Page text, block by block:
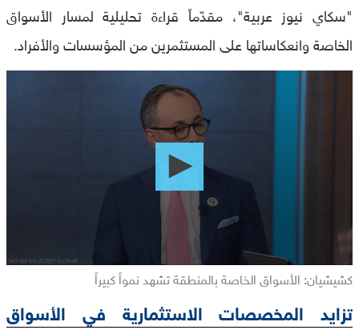
"سكاي نيوز عربية"، مقدّماً قراءة تحليلية لمسار الأسواق
الخاصة وانعكاساتها على المستثمرين من المؤسسات والأفراد.
كشيشيان: الأسواق الخاصة بالمنطقة تشهد نمواً كبيراً
تزايد المخصصات الاستثمارية في الأسواق